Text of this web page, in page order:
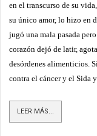
en el transcurso de su
su único amor, lo hizo en
jugó una mala pasada
corazón dejó de latir,
desórdenes alimenticios.
contra el cáncer y el Sida
LEER MÁS...